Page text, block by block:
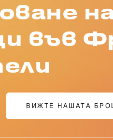
във
ВИЖТЕ НАШАТА